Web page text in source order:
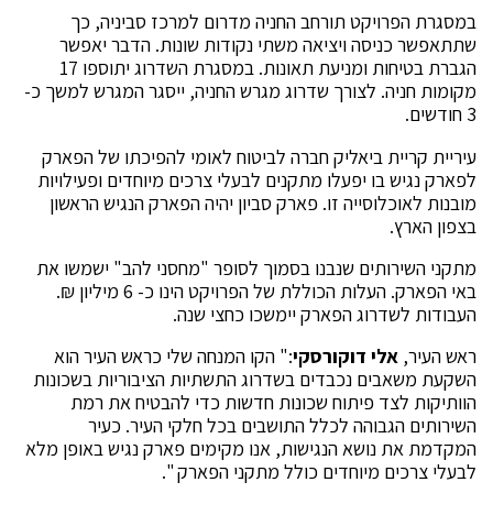
במסגרת הפרויקט תורחב החניה מדרום למרכז סביניה, כך
שתתאפשר כניסה ויציאה משתי נקודות שונות. הדבר יאפשר
הגברת בטיחות ומניעת תאונות. במסגרת השדרוג יתוספו 17
מקומות חניה. לצורך שדרוג מגרש החניה, ייסגר המגרש למשך כ-
3 חודשים.
עיריית קריית ביאליק חברה לביטוח לאומי להפיכתו של הפארק
לפארק נגיש בו יפעלו מתקנים לבעלי צרכים מיוחדים ופעילויות
מובנות לאוכלוסייה זו. פארק סביון יהיה הפארק הנגיש הראשון
בצפון הארץ.
מתקני השירותים שנבנו בסמוך לסופר "מחסני להב" ישמשו את
באי הפארק. העלות הכוללת של הפרויקט הינו כ- 6 מיליון ₪.
העבודות לשדרוג הפארק יימשכו כחצי שנה.
ראש העיר, אלי דוקורסקי:" הקו המנחה שלי כראש העיר הוא
השקעת משאבים נכבדים בשדרוג התשתיות הציבוריות בשכונות
הוותיקות לצד פיתוח שכונות חדשות כדי להבטיח את רמת
השירותים הגבוהה לכלל התושבים בכל חלקי העיר. כעיר
המקדמת את נושא הנגישות, אנו מקימים פארק נגיש באופן מלא
לבעלי צרכים מיוחדים כולל מתקני הפארק ".